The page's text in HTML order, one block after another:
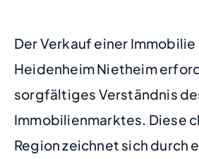
Der Verkauf einer Immobilie
Heidenheim Nietheim
sorgfältiges Verständnis
Immobilienmarktes. Diese
Region zeichnet sich durch